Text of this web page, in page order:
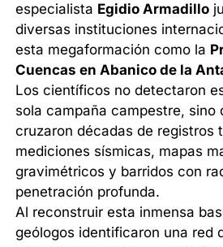
especialista Egidio Armadillo
diversas instituciones
esta megaformación como la
Cuencas en Abanico de la
Los científicos no detectaron
sola campaña campestre, sino
cruzaron décadas de registros
mediciones sísmicas, mapas
gravimétricos y barridos con
penetración profunda.
Al reconstruir esta inmensa
geólogos identificaron una red